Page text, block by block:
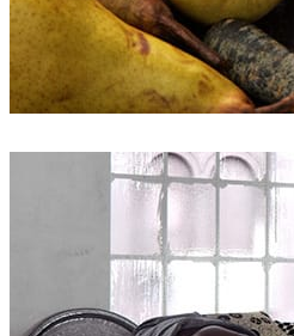
Bertrand Benoit Art